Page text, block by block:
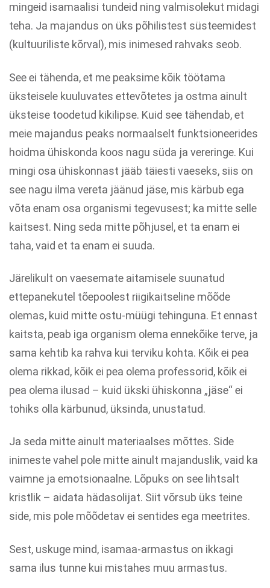
mingeid isamaalisi tundeid ning valmisolekut midagi
teha. Ja majandus on üks põhilistest süsteemidest
(kultuuriliste kõrval), mis inimesed rahvaks seob.
See ei tähenda, et me peaksime kõik töötama
üksteisele kuuluvates ettevõtetes ja ostma ainult
üksteise toodetud kikilipse. Kuid see tähendab, et
meie majandus peaks normaalselt funktsioneerides
hoidma ühiskonda koos nagu süda ja vereringe. Kui
mingi osa ühiskonnast jääb täiesti vaeseks, siis on
see nagu ilma vereta jäänud jäse, mis kärbub ega
võta enam osa organismi tegevusest; ka mitte selle
kaitsest. Ning seda mitte põhjusel, et ta enam ei
taha, vaid et ta enam ei suuda.
Järelikult on vaesemate aitamisele suunatud
ettepanekutel tõepoolest riigikaitseline mõõde
olemas, kuid mitte ostu-müügi tehinguna. Et ennast
kaitsta, peab iga organism olema ennekõike terve, ja
sama kehtib ka rahva kui terviku kohta. Kõik ei pea
olema rikkad, kõik ei pea olema professorid, kõik ei
pea olema ilusad – kuid ükski ühiskonna „jäse“ ei
tohiks olla kärbunud, üksinda, unustatud.
Ja seda mitte ainult materiaalses mõttes. Side
inimeste vahel pole mitte ainult majanduslik, vaid ka
vaimne ja emotsionaalne. Lõpuks on see lihtsalt
kristlik – aidata hädasolijat. Siit võrsub üks teine
side, mis pole mõõdetav ei sentides ega meetrites.
Sest, uskuge mind, isamaa-armastus on ikkagi
sama ilus tunne kui mistahes muu armastus.